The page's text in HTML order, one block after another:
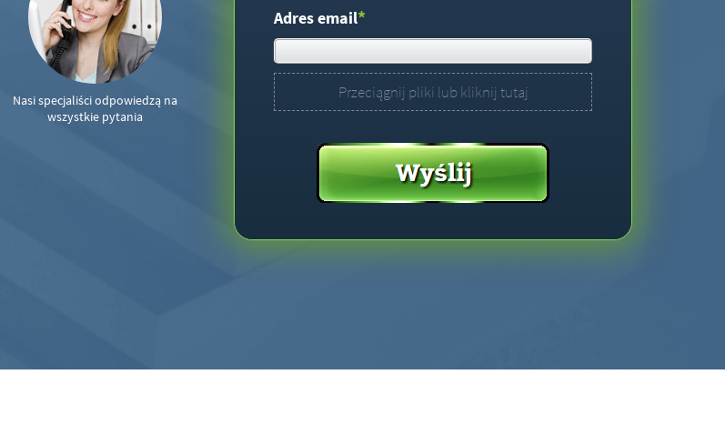
Nasi specjaliści odpowiedzą na
wszystkie pytania
Adres email*
Przeciągnij pliki lub kliknij tutaj